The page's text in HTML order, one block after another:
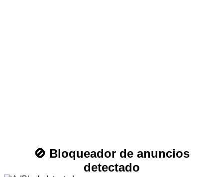
🚫 Bloqueador de anuncios
detectado